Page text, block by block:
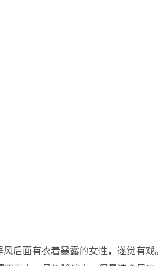
后面有衣着暴露的女性，遂觉有戏。